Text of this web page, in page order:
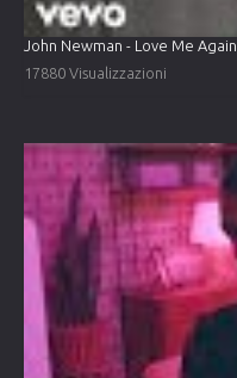
John Newman - Love Me Again
17880 Visualizzazioni